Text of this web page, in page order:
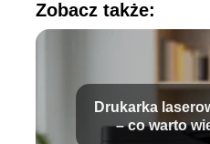
Zobacz także:
Drukarka
– co warto